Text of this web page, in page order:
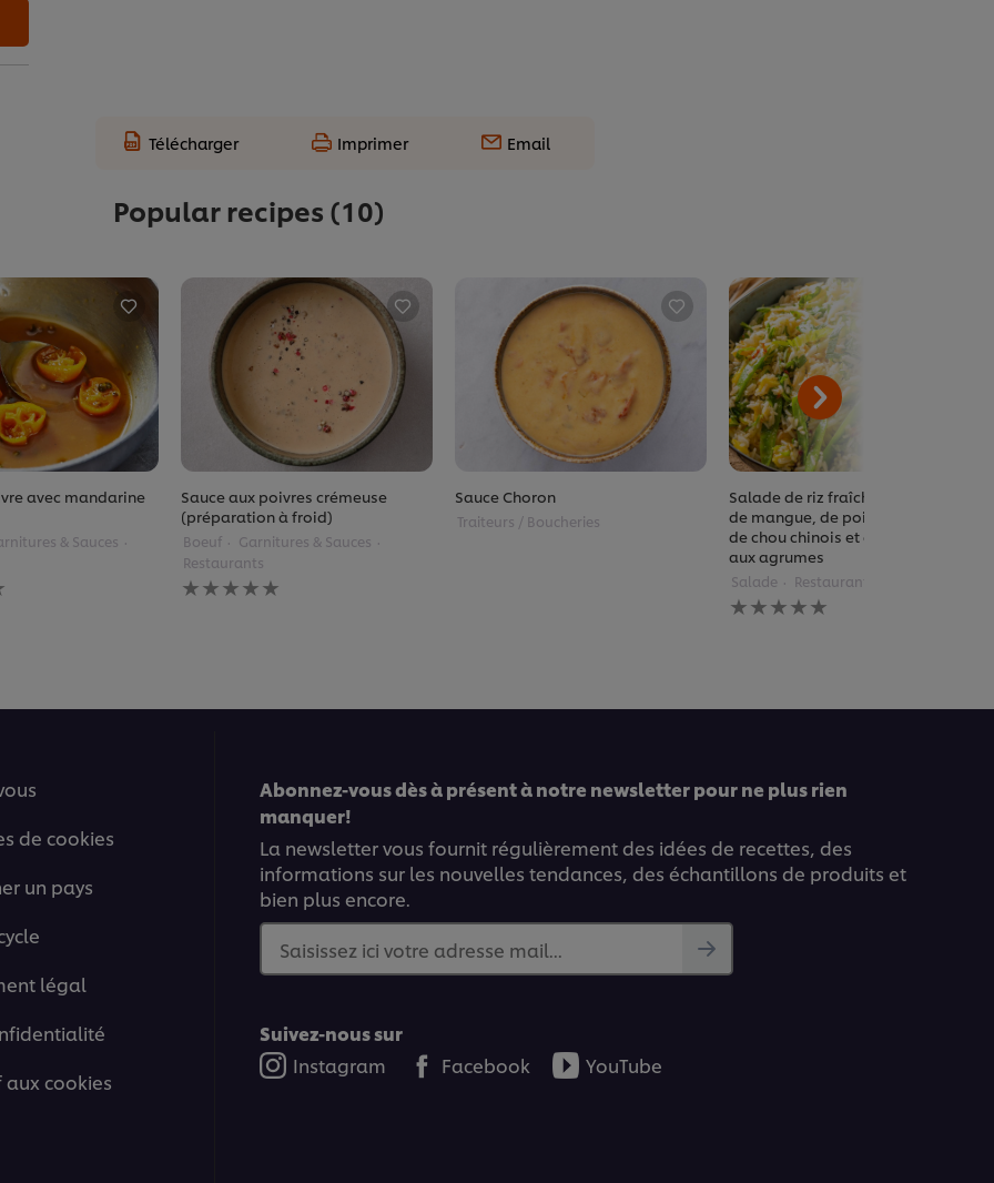
Télécharger Imprimer Email
Popular recipes (10)
avec mandarine
& Sauces
Sauce aux poivres crémeuse
(préparation à froid)
Boeuf
Garnitures & Sauces
Restaurants
Aucune
évaluation
Sauce Choron
Traiteurs / Boucheries
Salade de riz fraîche agrémentée
de mangue, de pois gourmands,
de chou chinois et de vinaigrette
aux agrumes
Salade Restaurants
Aucune
évaluation
de cookies
un pays
légal
aux cookies
Abonnez-vous dès à présent à notre newsletter pour ne plus rien
manquer!
La newsletter vous fournit régulièrement des idées de recettes, des
informations sur les nouvelles tendances, des échantillons de produits et
bien plus encore.
Saisissez ici votre adresse mail...
Suivez-nous sur
Instagram
Facebook YouTube